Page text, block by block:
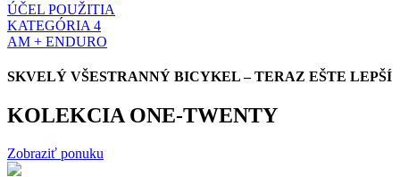
ÚČEL POUŽITIA
KATEGÓRIA 4
AM + ENDURO
SKVELÝ VŠESTRANNÝ BICYKEL – TERAZ EŠTE LEPŠÍ
KOLEKCIA ONE-TWENTY
Zobraziť ponuku